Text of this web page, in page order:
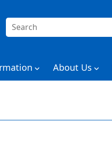
Szukaj:
About Us